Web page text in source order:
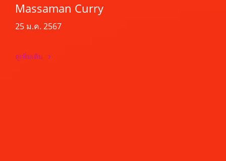
Massaman Curry
25 ม.ค. 2567
ดูเพิ่มเติม